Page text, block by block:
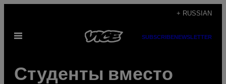
content
+ RUSSIAN
Open
SUBSCRIBENEWSLETTER
Студенты вместо